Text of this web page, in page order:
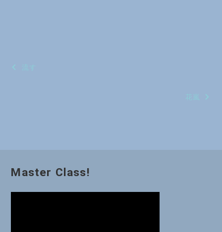
投
流す
花嵐
Master Class!